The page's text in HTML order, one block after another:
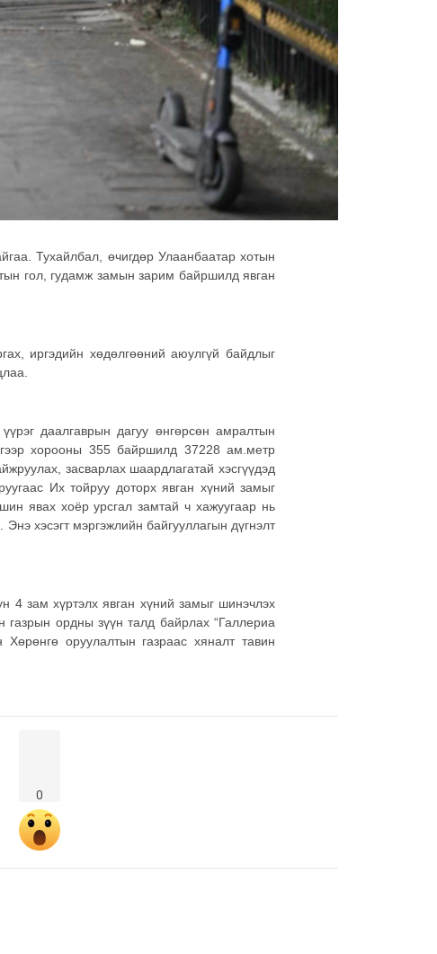
Тухайлбал, өчигдөр Улаанбаатар хотын
гол, гудамж замын зарим байршилд явган
иргэдийн хөдөлгөөний аюулгүй байдлыг
даалгаврын дагуу өнгөрсөн амралтын
хорооны 355 байршилд 37228 ам.метр
засварлах шаардлагатай хэсгүүдэд
Их тойруу доторх явган хүний замыг
явах хоёр урсгал замтай ч хажуугаар нь
хэсэгт мэргэжлийн байгууллагын дүгнэлт
4 зам хүртэлх явган хүний замыг шинэчлэх
газрын ордны зүүн талд байрлах “Галлериа
оруулалтын газраас хяналт тавин
0